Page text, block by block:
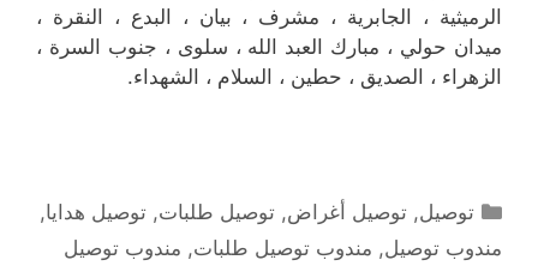
الرميثية ، الجابرية ، مشرف ، بيان ، البدع ، النقرة ،
ميدان حولي ، مبارك العبد الله ، سلوى ، جنوب السرة ،
الزهراء ، الصديق ، حطين ، السلام ، الشهداء.
التصنيفات
توصيل,توصيل أغراض,توصيل طلبات,توصيل هدايا,
مندوب توصيل, مندوب توصيل طلبات, مندوب توصيل